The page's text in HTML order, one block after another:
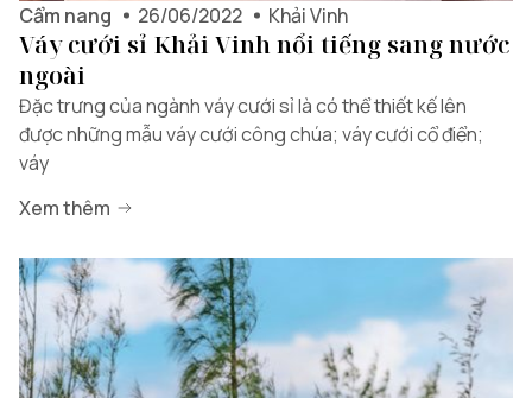
Cẩm nang 26/06/2022 Khải Vinh
Váy cưới sỉ Khải Vinh nổi tiếng sang nước
ngoài
Đặc trưng của ngành váy cưới sỉ là có thể thiết kế lên
được những mẫu váy cưới công chúa; váy cưới cổ điển;
váy
Xem thêm